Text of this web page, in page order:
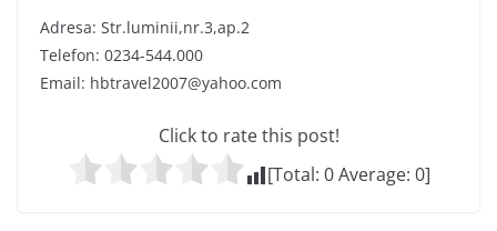
Adresa: Str.luminii,nr.3,ap.2
Telefon: 0234-544.000
Email: hbtravel2007@yahoo.com
Click to rate this post!
[Total: 0Average: 0]